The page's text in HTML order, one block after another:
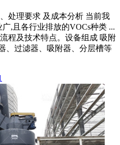
处理要求 及成本分析 当前我
,且各行业排放的VOCs种类 ...
程及技术特点。设备组成 吸附
、过滤器、吸附器、分层槽等